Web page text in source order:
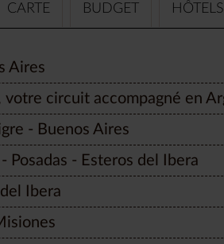
CARTE BUDGET HÔTELS
Aires
votre circuit accompagné en
- Buenos Aires
Posadas - Esteros del Ibera
Ibera